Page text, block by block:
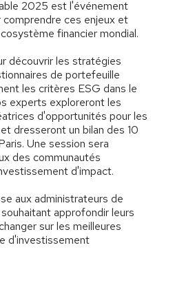
2025 est l'événement
comprendre ces enjeux et
financier mondial.
découvrir les stratégies
de portefeuille
les critères ESG dans le
experts exploreront les
d'opportunités pour les
dresseront un bilan des 10
Une session sera
des communautés
d'impact.
aux administrateurs de
approfondir leurs
sur les meilleures
d'investissement